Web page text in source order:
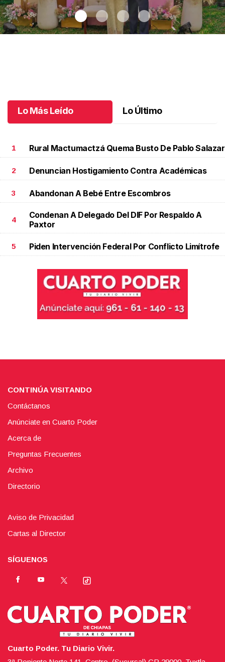
Lo Más Leído Lo Último
1 Rural Mactumactzá Quema Busto De Pablo Salazar
2 Denuncian Hostigamiento Contra Académicas
3 Abandonan A Bebé Entre Escombros
4
Condenan A Delegado Del DIF Por Respaldo A
Paxtor
5 Piden Intervención Federal Por Conflicto Limítrofe
CONTINÚA VISITANDO
Contáctanos
Anúnciate en Cuarto Poder
Acerca de
Preguntas Frecuentes
Archivo
Directorio
Aviso de Privacidad
Cartas al Director
SÍGUENOS
Cuarto Poder. Tu Diario Vivir.